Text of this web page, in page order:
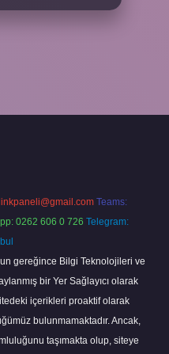
Teams:
0262 606 0 726 Telegram:
gereğince Bilgi Teknolojileri ve
bir Yer Sağlayıcı olarak
içerikleri proaktif olarak
bulunmamaktadır. Ancak,
taşımakta olup, siteye